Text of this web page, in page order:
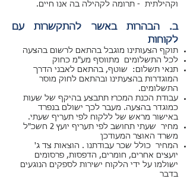
וקהילתית - תרומה לקהילה בה אנו חיים.
ב. הבהרות באשר להתקשרות עם
לקוחות
תוקף הצעותינו מוגבל בהתאם לרשום בהצעה
לכל התשלומים מתווסף מע"מ כחוק
תנאי תשלום: שוטף, בהתאם לאבני הדרך
המוגדרות בהצעתינו ובהתאם לחוק מוסר
התשלומים.
עבודת הכנת המכרז תתבצע בהיקף של שעות
כמוגדר בהצעה. מעבר לכך ישולם בנפרד
באישור מראש של ללקוח לפי תעריף שעתי.
מחיר שעתי תחושב לפי תעריף יועץ 2 חשכ"ל
משרד האוצר המעודכן
המחיר כולל שכר עבודתנו . הוצאות צד ג'
יועצים אחרים, חומרים, הדפסות, פרסומים
ישולמו על ידי הלקוח ישירות לספקים הנוגעים
בדבר